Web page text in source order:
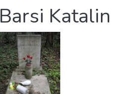
Barsi Katalin